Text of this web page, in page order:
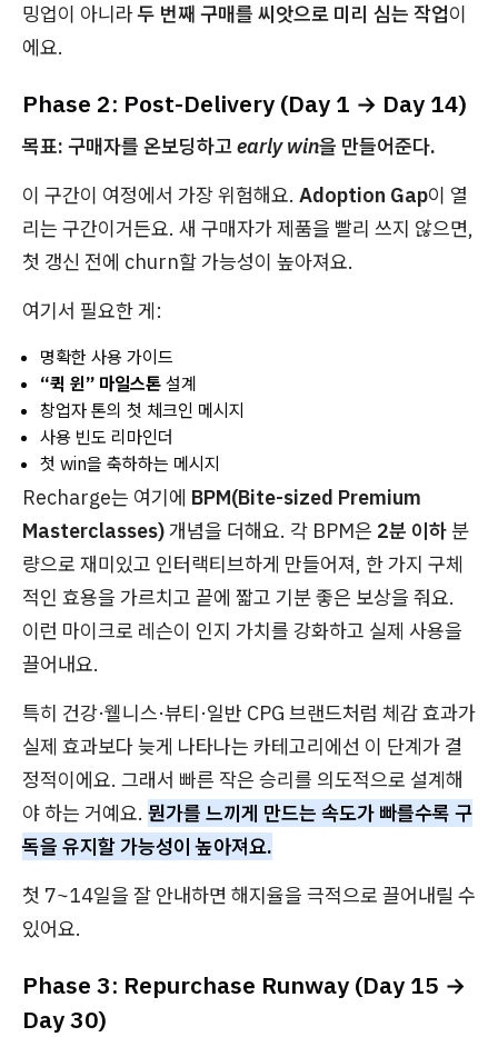
밍업이 아니라두 번째 구매를 씨앗으로 미리 심는 작업이
에요.
Phase 2: Post-Delivery (Day 1 → Day 14)
목표: 구매자를 온보딩하고early win을 만들어준다.
이 구간이 여정에서 가장 위험해요. Adoption Gap이 열
리는 구간이거든요. 새 구매자가 제품을 빨리 쓰지 않으면,
첫 갱신 전에 churn할 가능성이 높아져요.
여기서 필요한 게:
명확한 사용 가이드
“퀵 윈” 마일스톤 설계
창업자 톤의 첫 체크인 메시지
사용 빈도 리마인더
첫 win을 축하하는 메시지
Recharge는 여기에 BPM(Bite-sized Premium
Masterclasses) 개념을 더해요. 각 BPM은 2분 이하 분
량으로 재미있고 인터랙티브하게 만들어져, 한 가지 구체
적인 효용을 가르치고 끝에 짧고 기분 좋은 보상을 줘요.
이런 마이크로 레슨이 인지 가치를 강화하고 실제 사용을
끌어내요.
특히 건강·웰니스·뷰티·일반 CPG 브랜드처럼 체감 효과가
실제 효과보다 늦게 나타나는 카테고리에선 이 단계가 결
정적이에요. 그래서 빠른 작은 승리를 의도적으로 설계해
야 하는 거예요. 뭔가를 느끼게 만드는 속도가 빠를수록 구
독을 유지할 가능성이 높아져요.
첫 7~14일을 잘 안내하면 해지율을 극적으로 끌어내릴 수
있어요.
Phase 3: Repurchase Runway (Day 15 →
Day 30)